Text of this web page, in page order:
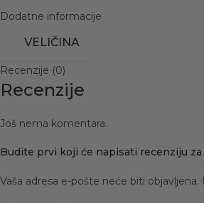
Dodatne informacije
VELIČINA
Recenzije (0)
Recenzije
Još nema komentara.
Budite prvi koji će napisati recenziju za
Vaša adresa e-pošte neće biti objavljena.